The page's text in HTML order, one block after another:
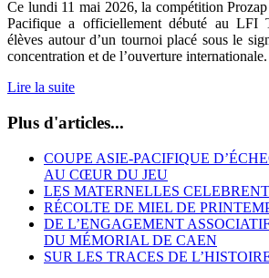
Ce lundi 11 mai 2026, la compétition
Pacifique a officiellement débuté au LFI
élèves autour d’un tournoi placé sous le
concentration et de l’ouverture internationale.
Lire la suite
Plus d'articles...
COUPE ASIE-PACIFIQUE
AU CŒUR DU JEU
LES MATERNELLES
RÉCOLTE DE MIEL DE
DE L’ENGAGEMENT
DU MÉMORIAL DE CAEN
SUR LES TRACES DE